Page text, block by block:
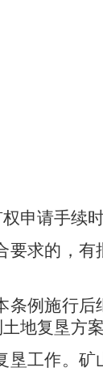
请手续
求的，
例施行后
地复垦方案
工作。